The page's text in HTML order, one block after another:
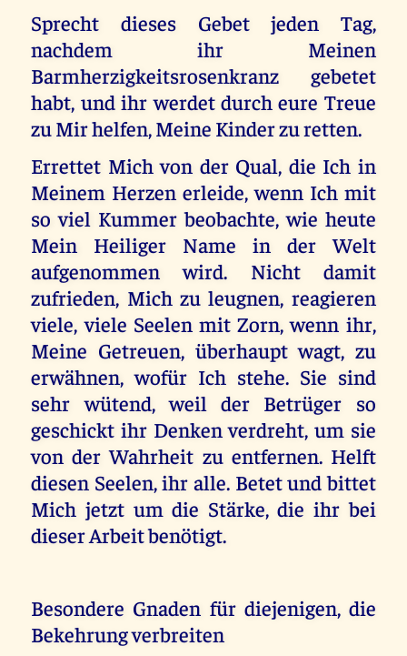
Sprecht dieses Gebet jeden Tag,
nachdem ihr Meinen
Barmherzigkeitsrosenkranz gebetet
habt, und ihr werdet durch eure Treue
zu Mir helfen, Meine Kinder zu retten.
Errettet Mich von der Qual, die Ich in
Meinem Herzen erleide, wenn Ich mit
so viel Kummer beobachte, wie heute
Mein Heiliger Name in der Welt
aufgenommen wird. Nicht damit
zufrieden, Mich zu leugnen, reagieren
viele, viele Seelen mit Zorn, wenn ihr,
Meine Getreuen, überhaupt wagt, zu
erwähnen, wofür Ich stehe. Sie sind
sehr wütend, weil der Betrüger so
geschickt ihr Denken verdreht, um sie
von der Wahrheit zu entfernen. Helft
diesen Seelen, ihr alle. Betet und bittet
Mich jetzt um die Stärke, die ihr bei
dieser Arbeit benötigt.
Besondere Gnaden für diejenigen, die
Bekehrung verbreiten